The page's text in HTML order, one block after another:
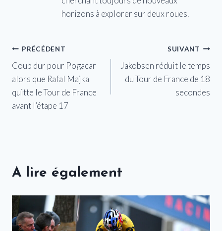
horizons à explorer sur deux roues.
Navigation
de
l’article
PRÉCÉDENT
Coup dur pour Pogacar
alors que Rafal Majka
quitte le Tour de France
avant l’étape 17
SUIVANT
Jakobsen réduit le temps
du Tour de France de 18
secondes
A lire également